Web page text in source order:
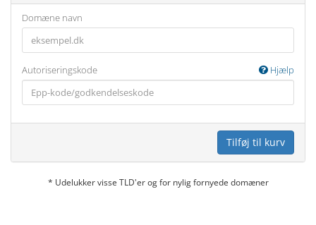
Domæne navn
Autoriseringskode Hjælp
Tilføj til kurv
* Udelukker visse TLD'er og for nylig fornyede domæner